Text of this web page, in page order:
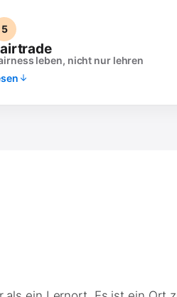
5
leben, nicht nur lehren